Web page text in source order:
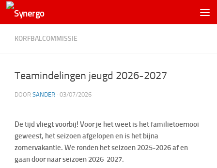
KORFBALCOMMISSIE
Teamindelingen jeugd 2026-2027
DOOR SANDER · 03/07/2026
De tijd vliegt voorbij! Voor je het weet is het familietoernooi
geweest, het seizoen afgelopen en is het bijna
zomervakantie. We ronden het seizoen 2025-2026 af en
gaan door naar seizoen 2026-2027.